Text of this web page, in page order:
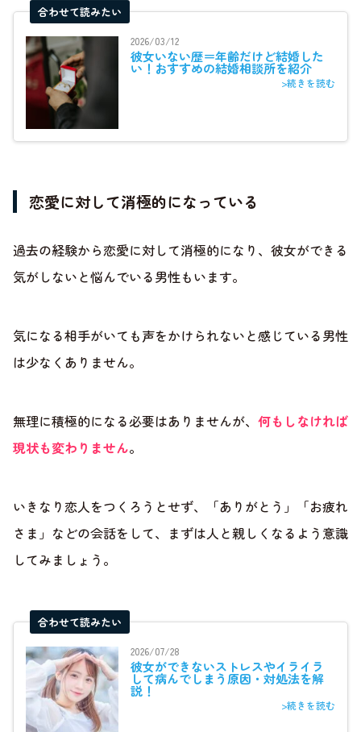
合わせて読みたい
2026/03/12
彼女いない歴＝年齢だけど結婚した
い！おすすめの結婚相談所を紹介
>続きを読む
恋愛に対して消極的になっている
過去の経験から恋愛に対して消極的になり、彼女ができる
気がしないと悩んでいる男性もいます。
気になる相手がいても声をかけられないと感じている男性
は少なくありません。
無理に積極的になる必要はありませんが、 何もしなければ
現状も変わりません。
いきなり恋人をつくろうとせず、「ありがとう」「お疲れ
さま」などの会話をして、まずは人と親しくなるよう意識
してみましょう。
合わせて読みたい
2026/07/28
彼女ができないストレスやイライラ
して病んでしまう原因・対処法を解
説！
>続きを読む